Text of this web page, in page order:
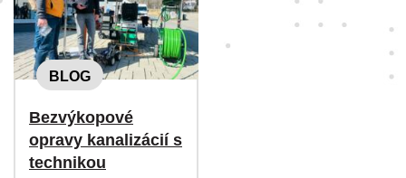
BLOG
Bezvýkopové
opravy kanalizácií s
technikou